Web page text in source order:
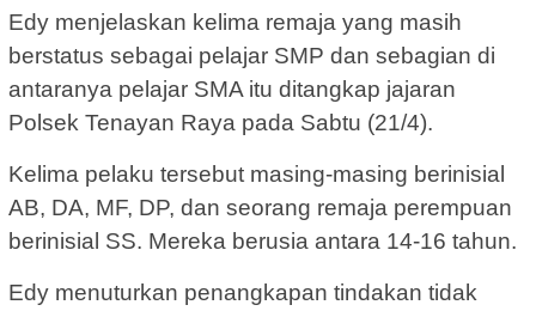
Edy menjelaskan kelima remaja yang masih
berstatus sebagai pelajar SMP dan sebagian di
antaranya pelajar SMA itu ditangkap jajaran
Polsek Tenayan Raya pada Sabtu (21/4).
Kelima pelaku tersebut masing-masing berinisial
AB, DA, MF, DP, dan seorang remaja perempuan
berinisial SS. Mereka berusia antara 14-16 tahun.
Edy menuturkan penangkapan tindakan tidak